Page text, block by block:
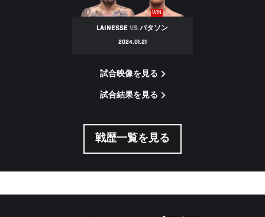
WIN
LAINESSEVS パタソン
2024.01.21
試合映像を見る
試合結果を見る
戦歴一覧を見る